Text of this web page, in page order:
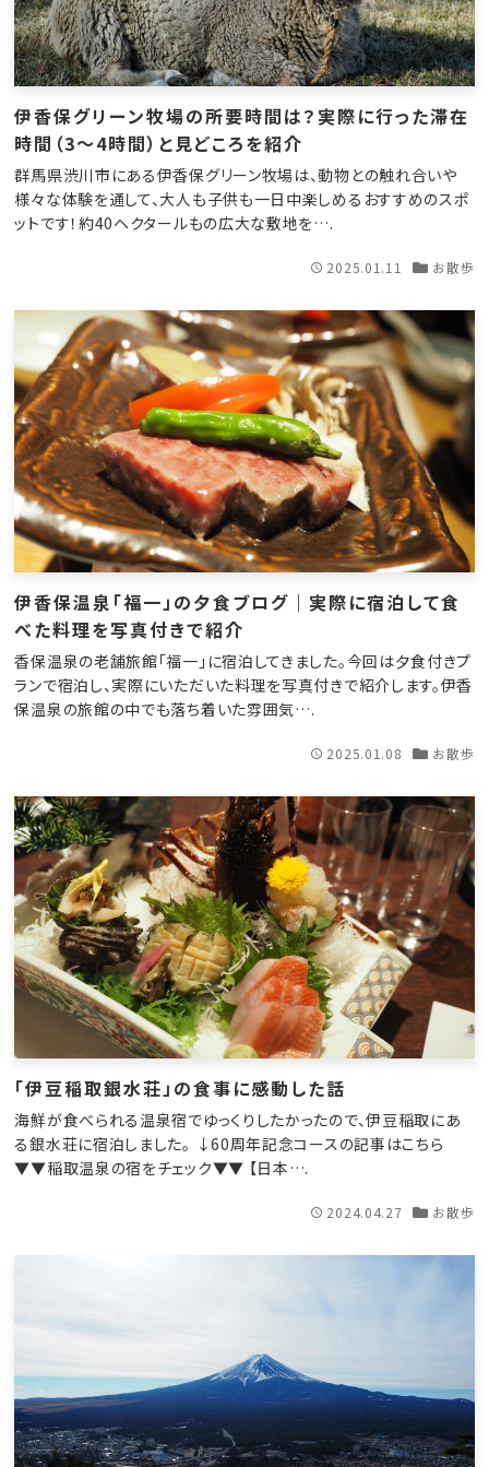
伊香保グリーン牧場の所要時間は？実際に行った滞在
時間（3〜4時間）と見どころを紹介
群馬県渋川市にある伊香保グリーン牧場は、動物との触れ合いや
様々な体験を通して、大人も子供も一日中楽しめるおすすめのスポ
ットです！約40ヘクタールもの広大な敷地を….
2025.01.11 お散歩
伊香保温泉「福一」の夕食ブログ｜実際に宿泊して食
べた料理を写真付きで紹介
香保温泉の老舗旅館「福一」に宿泊してきました。今回は夕食付きプ
ランで宿泊し、実際にいただいた料理を写真付きで紹介します。伊香
保温泉の旅館の中でも落ち着いた雰囲気….
2025.01.08 お散歩
「伊豆稲取銀水荘」の食事に感動した話
海鮮が食べられる温泉宿でゆっくりしたかったので、伊豆稲取にあ
る銀水荘に宿泊しました。 ↓60周年記念コースの記事はこちら
▼▼稲取温泉の宿をチェック▼▼ 【日本….
2024.04.27 お散歩